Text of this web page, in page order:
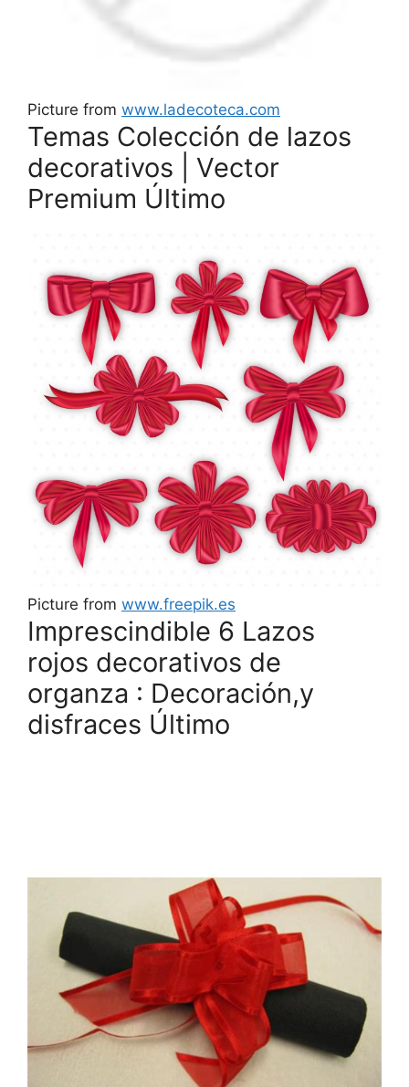
Picture from www.ladecoteca.com
Temas Colección de lazos
decorativos | Vector
Premium Último
Picture from www.freepik.es
Imprescindible 6 Lazos
rojos decorativos de
organza : Decoración,y
disfraces Último